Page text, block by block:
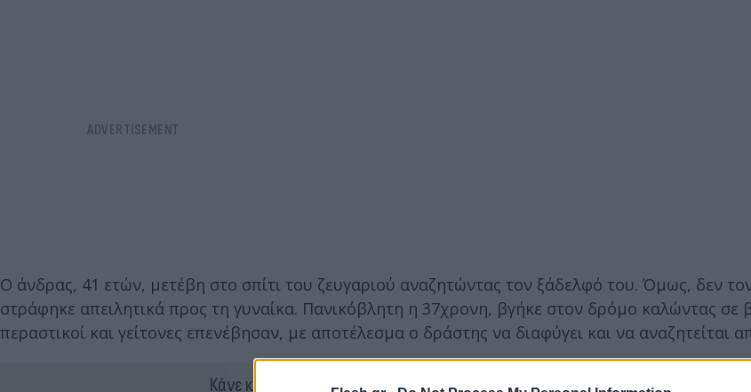
Ο άνδρας, 41 ετών, μετέβη στο σπίτι του ζευγαριού αναζητώντας τον ξάδελφό του. Όμως, δεν
στράφηκε απειλητικά προς τη γυναίκα. Πανικόβλητη η 37χρονη, βγήκε στον δρόμο καλώντας σε
περαστικοί και γείτονες επενέβησαν, με αποτέλεσμα ο δράστης να διαφύγει και να αναζητείται
Κάνε κλικ και δες περισσότερο Flash.grστην αναζήτηση τηςGoogle